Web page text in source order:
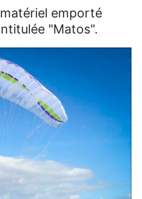
emporté
"Matos".